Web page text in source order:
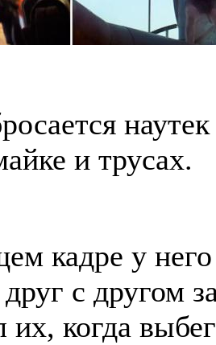
и трусах.
кадре у
с другом
их, когда